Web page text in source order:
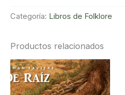
de
música
argentina
Categoría: Libros de Folklore
Productos relacionados